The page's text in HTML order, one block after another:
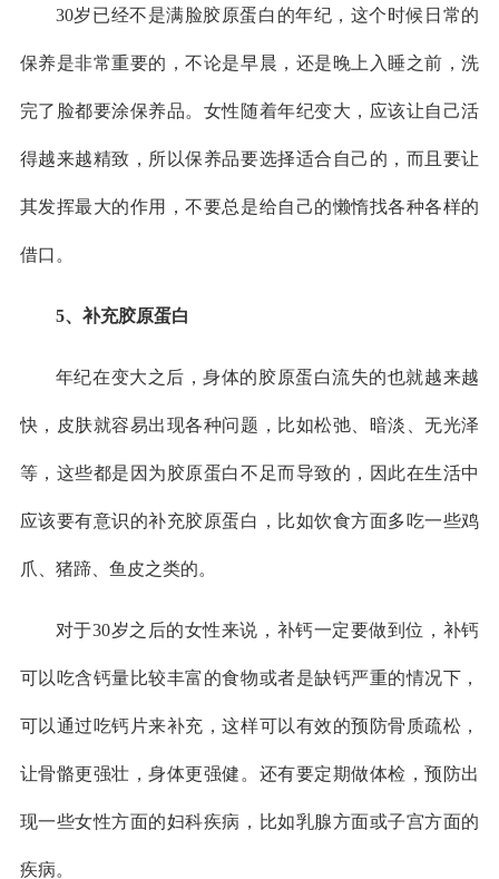
30岁已经不是满脸胶原蛋白的年纪，这个时候日常的
保养是非常重要的，不论是早晨，还是晚上入睡之前，洗
完了脸都要涂保养品。女性随着年纪变大，应该让自己活
得越来越精致，所以保养品要选择适合自己的，而且要让
其发挥最大的作用，不要总是给自己的懒惰找各种各样的
借口。
5、补充胶原蛋白
年纪在变大之后，身体的胶原蛋白流失的也就越来越
快，皮肤就容易出现各种问题，比如松弛、暗淡、无光泽
等，这些都是因为胶原蛋白不足而导致的，因此在生活中
应该要有意识的补充胶原蛋白，比如饮食方面多吃一些鸡
爪、猪蹄、鱼皮之类的。
对于30岁之后的女性来说，补钙一定要做到位，补钙
可以吃含钙量比较丰富的食物或者是缺钙严重的情况下，
可以通过吃钙片来补充，这样可以有效的预防骨质疏松，
让骨骼更强壮，身体更强健。还有要定期做体检，预防出
现一些女性方面的妇科疾病，比如乳腺方面或子宫方面的
疾病。